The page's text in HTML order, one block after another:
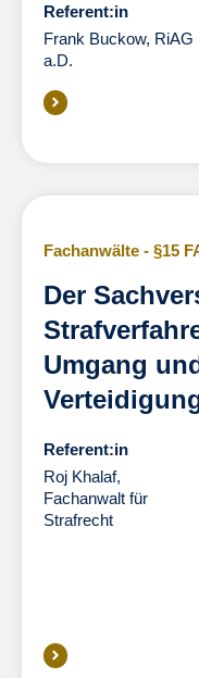
Referent:in
Frank Buckow, RiAG
a.D.
Fachanwälte - §15
Der
Umgang
Referent:in
Roj Khalaf,
Fachanwalt für
Strafrecht